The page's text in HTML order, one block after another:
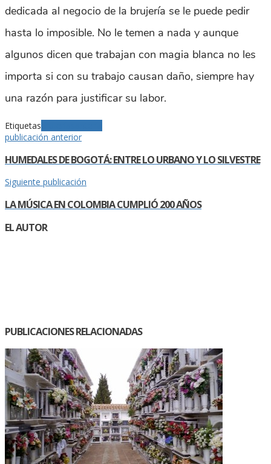
dedicada al negocio de la brujería se le puede pedir
hasta lo imposible. No le temen a nada y aunque
algunos dicen que trabajan con magia blanca no les
importa si con su trabajo causan daño, siempre hay
una razón para justificar su labor.
Etiquetas
publicación anterior
HUMEDALES DE BOGOTÁ: ENTRE LO URBANO Y LO SILVESTRE
Siguiente publicación
LA MÚSICA EN COLOMBIA CUMPLIÓ 200 AÑOS
EL AUTOR
PUBLICACIONES RELACIONADAS